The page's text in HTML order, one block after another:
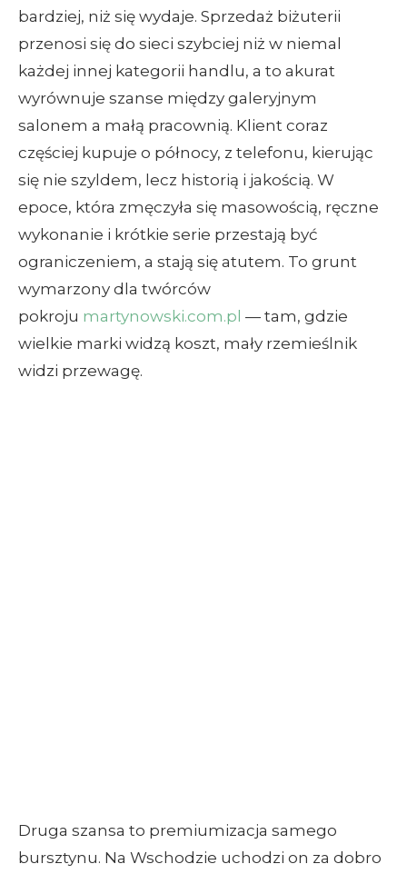
bardziej, niż się wydaje. Sprzedaż biżuterii
przenosi się do sieci szybciej niż w niemal
każdej innej kategorii handlu, a to akurat
wyrównuje szanse między galeryjnym
salonem a małą pracownią. Klient coraz
częściej kupuje o północy, z telefonu, kierując
się nie szyldem, lecz historią i jakością. W
epoce, która zmęczyła się masowością, ręczne
wykonanie i krótkie serie przestają być
ograniczeniem, a stają się atutem. To grunt
wymarzony dla twórców
pokroju martynowski.com.pl — tam, gdzie
wielkie marki widzą koszt, mały rzemieślnik
widzi przewagę.
Druga szansa to premiumizacja samego
bursztynu. Na Wschodzie uchodzi on za dobro